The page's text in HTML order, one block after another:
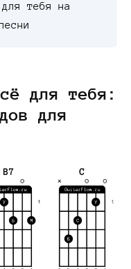
тебя на
для тебя:
для